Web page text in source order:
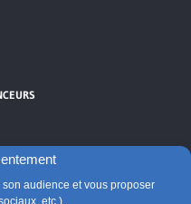
audience et vous proposer
etc.).